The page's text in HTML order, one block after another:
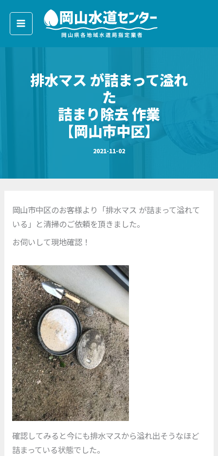
排水マス が詰まって溢れ
た
詰まり除去 作業
【岡山市中区】
2021-11-02
岡山市中区のお客様より「排水マス が詰まって溢れて
いる」と清掃のご依頼を頂きました。
お伺いして現地確認！
確認してみると今にも排水マスから溢れ出そうなほど
詰まっている状態でした。
ー
カ
イ